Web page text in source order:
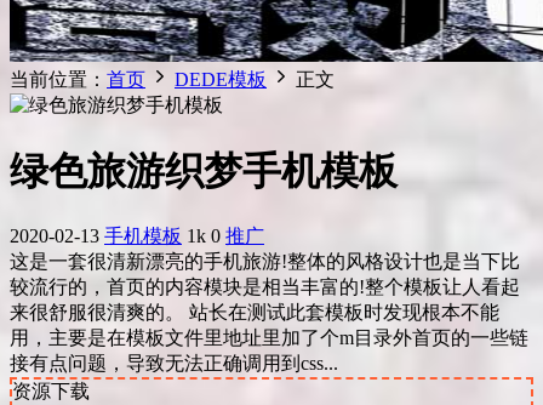
当前位置： 首页 DEDE模板 正文
绿色旅游织梦手机模板
2020-02-13 手机模板 1k 0 推广
这是一套很清新漂亮的手机旅游!整体的风格设计也是当下比
较流行的，首页的内容模块是相当丰富的!整个模板让人看起
来很舒服很清爽的。 站长在测试此套模板时发现根本不能
用，主要是在模板文件里地址里加了个m目录外首页的一些链
接有点问题，导致无法正确调用到css...
资源下载